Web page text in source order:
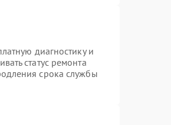
диагностику и
статус ремонта
срока службы